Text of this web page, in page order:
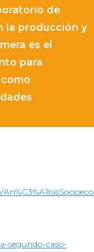
de
la producción y
es el
para
segundo-caso-